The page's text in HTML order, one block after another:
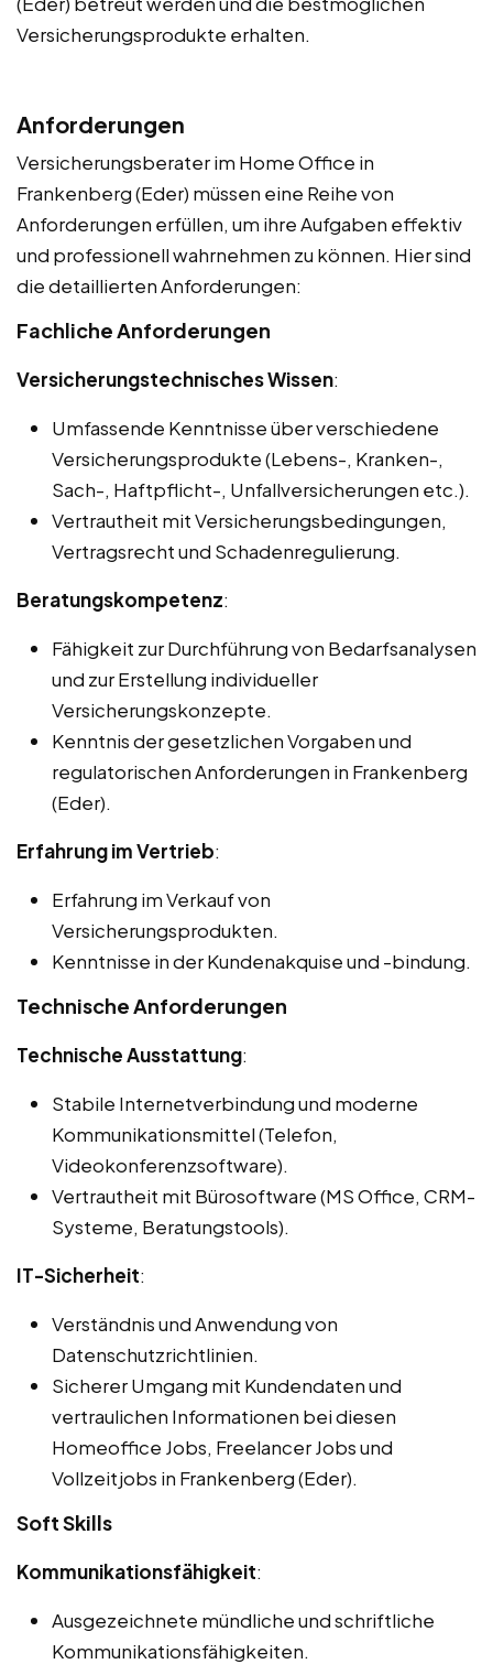
Versicherungsprodukte erhalten.
Anforderungen
Versicherungsberater im Home Office in
Frankenberg (Eder) müssen eine Reihe von
Anforderungen erfüllen, um ihre Aufgaben effektiv
und professionell wahrnehmen zu können. Hier sind
die detaillierten Anforderungen:
Fachliche Anforderungen
Versicherungstechnisches Wissen:
Umfassende Kenntnisse über verschiedene
Versicherungsprodukte (Lebens-, Kranken-,
Sach-, Haftpflicht-, Unfallversicherungen etc.).
Vertrautheit mit Versicherungsbedingungen,
Vertragsrecht und Schadenregulierung.
Beratungskompetenz:
Fähigkeit zur Durchführung von Bedarfsanalysen
und zur Erstellung individueller
Versicherungskonzepte.
Kenntnis der gesetzlichen Vorgaben und
regulatorischen Anforderungen in Frankenberg
(Eder).
Erfahrung im Vertrieb:
Erfahrung im Verkauf von
Versicherungsprodukten.
Kenntnisse in der Kundenakquise und -bindung.
Technische Anforderungen
Technische Ausstattung:
Stabile Internetverbindung und moderne
Kommunikationsmittel (Telefon,
Videokonferenzsoftware).
Vertrautheit mit Bürosoftware (MS Office, CRM-
Systeme, Beratungstools).
IT-Sicherheit:
Verständnis und Anwendung von
Datenschutzrichtlinien.
Sicherer Umgang mit Kundendaten und
vertraulichen Informationen bei diesen
Homeoffice Jobs, Freelancer Jobs und
Vollzeitjobs in Frankenberg (Eder).
Soft Skills
Kommunikationsfähigkeit:
Ausgezeichnete mündliche und schriftliche
Kommunikationsfähigkeiten.